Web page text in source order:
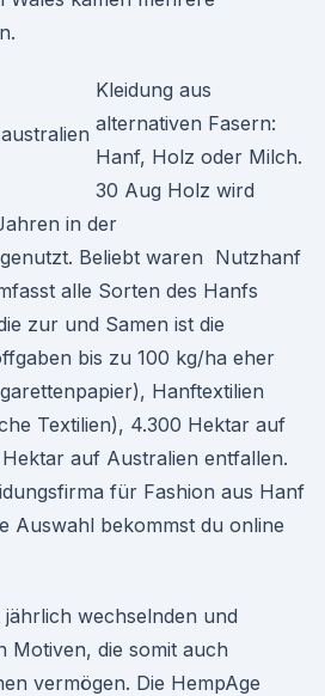
Kleidung aus
alternativen Fasern:
Hanf, Holz oder Milch.
30 Aug Holz wird
in der
Beliebt waren Nutzhanf
alle Sorten des Hanfs
zur und Samen ist die
bis zu 100 kg/ha eher
Hanftextilien
Textilien), 4.300 Hektar auf
auf Australien entfallen.
für Fashion aus Hanf
Auswahl bekommst du online
wechselnden und
Motiven, die somit auch
vermögen. Die HempAge